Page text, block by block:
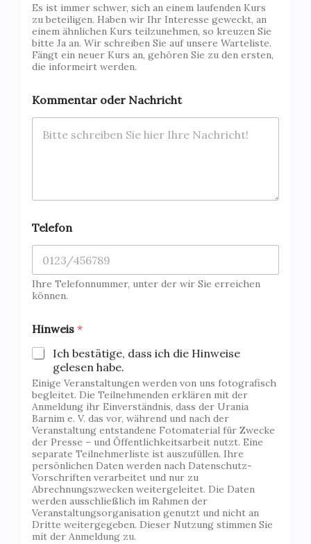
Es ist immer schwer, sich an einem laufenden Kurs
zu beteiligen. Haben wir Ihr Interesse geweckt, an
einem ähnlichen Kurs teilzunehmen, so kreuzen Sie
bitte Ja an. Wir schreiben Sie auf unsere Warteliste.
Fängt ein neuer Kurs an, gehören Sie zu den ersten,
die informeirt werden.
Kommentar oder Nachricht
o
r
a
m
e
-
M
a
i
E
-
M
a
i
l
Telefon
Ihre Telefonnummer, unter der wir Sie erreichen
können.
Hinweis *
Ich bestätige, dass ich die Hinweise
gelesen habe.
Einige Veranstaltungen werden von uns fotografisch
begleitet. Die Teilnehmenden erklären mit der
Anmeldung ihr Einverständnis, dass der Urania
Barnim e. V. das vor, während und nach der
Veranstaltung entstandene Fotomaterial für Zwecke
der Presse – und Öffentlichkeitsarbeit nutzt. Eine
separate Teilnehmerliste ist auszufüllen. Ihre
persönlichen Daten werden nach Datenschutz-
Vorschriften verarbeitet und nur zu
Abrechnungszwecken weitergeleitet. Die Daten
werden ausschließlich im Rahmen der
Veranstaltungsorganisation genutzt und nicht an
Dritte weitergegeben. Dieser Nutzung stimmen Sie
mit der Anmeldung zu.